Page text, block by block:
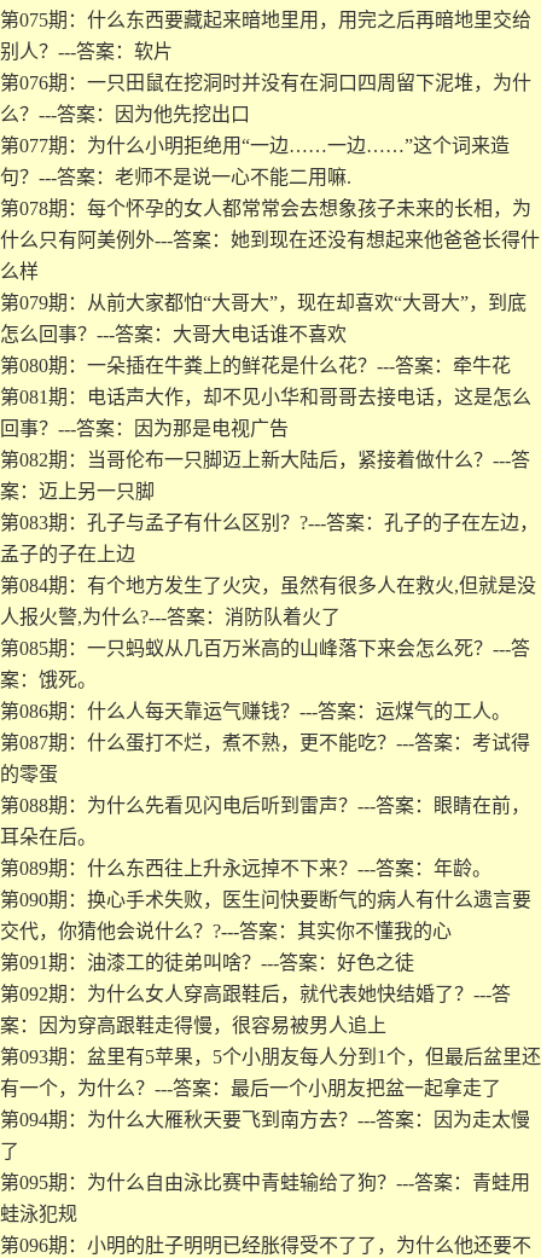
第075期：什么东西要藏起来暗地里用，用完之后再暗地里交给
别人？---答案：软片
第076期：一只田鼠在挖洞时并没有在洞口四周留下泥堆，为什
么？---答案：因为他先挖出口
第077期：为什么小明拒绝用“一边……一边……”这个词来造
句？---答案：老师不是说一心不能二用嘛.
第078期：每个怀孕的女人都常常会去想象孩子未来的长相，为
什么只有阿美例外---答案：她到现在还没有想起来他爸爸长得什
么样
第079期：从前大家都怕“大哥大”，现在却喜欢“大哥大”，到底
怎么回事？---答案：大哥大电话谁不喜欢
第080期：一朵插在牛粪上的鲜花是什么花？---答案：牵牛花
第081期：电话声大作，却不见小华和哥哥去接电话，这是怎么
回事？---答案：因为那是电视广告
第082期：当哥伦布一只脚迈上新大陆后，紧接着做什么？---答
案：迈上另一只脚
第083期：孔子与孟子有什么区别？?---答案：孔子的子在左边，
孟子的子在上边
第084期：有个地方发生了火灾，虽然有很多人在救火,但就是没
人报火警,为什么?---答案：消防队着火了
第085期：一只蚂蚁从几百万米高的山峰落下来会怎么死？---答
案：饿死。
第086期：什么人每天靠运气赚钱？---答案：运煤气的工人。
第087期：什么蛋打不烂，煮不熟，更不能吃？---答案：考试得
的零蛋
第088期：为什么先看见闪电后听到雷声？---答案：眼睛在前，
耳朵在后。
第089期：什么东西往上升永远掉不下来？---答案：年龄。
第090期：换心手术失败，医生问快要断气的病人有什么遗言要
交代，你猜他会说什么？?---答案：其实你不懂我的心
第091期：油漆工的徒弟叫啥？---答案：好色之徒
第092期：为什么女人穿高跟鞋后，就代表她快结婚了？---答
案：因为穿高跟鞋走得慢，很容易被男人追上
第093期：盆里有5苹果，5个小朋友每人分到1个，但最后盆里还
有一个，为什么？---答案：最后一个小朋友把盆一起拿走了
第094期：为什么大雁秋天要飞到南方去？---答案：因为走太慢
了
第095期：为什么自由泳比赛中青蛙输给了狗？---答案：青蛙用
蛙泳犯规
第096期：小明的肚子明明已经胀得受不了了，为什么他还要不